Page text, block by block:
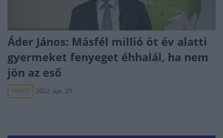
Áder János: Másfél millió öt év alatti
gyermeket fenyeget éhhalál, ha nem
jön az eső
HÍREK 2022. ápr. 25.